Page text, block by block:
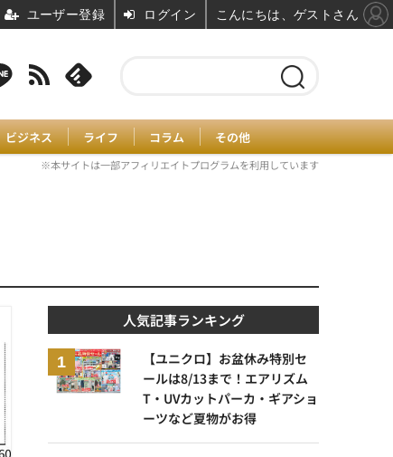
ビジネス ライフ コラム その他
※本サイトは一部アフィリエイトプログラムを利用しています
人気記事ランキング
【ユニクロ】お盆休み特別セ
ールは8/13まで！エアリズム
T・UVカットパーカ・ギアショ
ーツなど夏物がお得
ユーザー登録 ログイン こんにちは、ゲストさん